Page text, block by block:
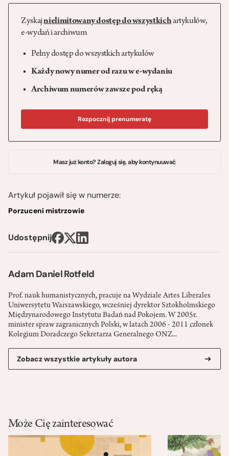
Adam Daniel Rotfeld
Prof. nauk humanistycznych, pracuje na Wydziale Artes Liberales
Uniwersytetu Warszawskiego, wcześniej dyrektor Sztokholmskiego
Międzynarodowego Instytutu Badań nad Pokojem. W 2005r.
minister spraw zagranicznych Polski, w latach 2006 - 2011 członek
Kolegium Doradczego Sekretarza Generalnego ONZ...
Zobacz wszystkie artykuły autora
Zyskajnielimitowany dostęp do wszystkichartykułów,
e-wydań i archiwum
Pełny dostęp do wszystkich artykułów
Każdy nowy numer od razu w e-wydaniu
Archiwum numerów zawsze pod ręką
Rozpocznij prenumeratę
Masz już konto? Zaloguj się, aby kontynuuwać
Artykuł pojawił się w numerze:
Porzuceni mistrzowie
Udostępnij
Może Cię zainteresować